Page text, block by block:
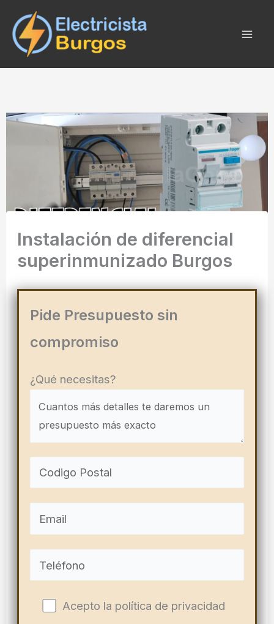
contenido
Instalación de diferencial
superinmunizado Burgos
Pide Presupuesto sin
compromiso
¿Qué necesitas?
Acepto la política de privacidad